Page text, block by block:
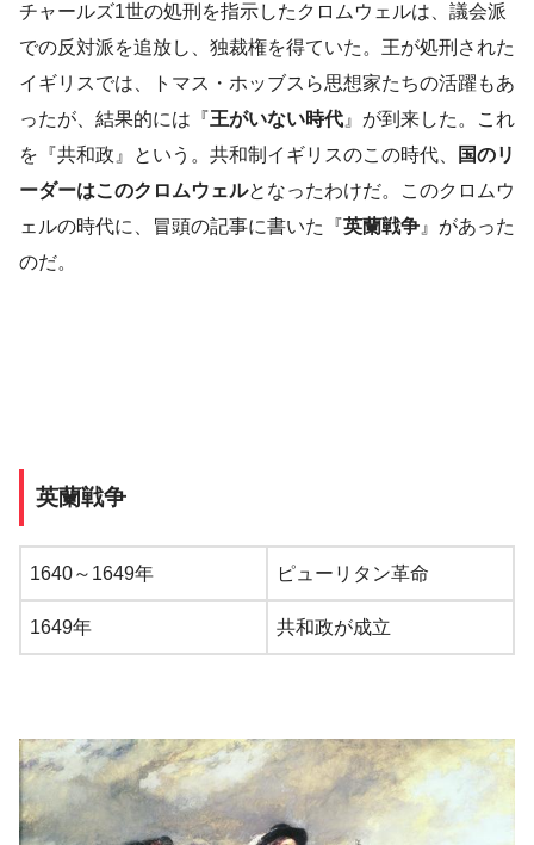
チャールズ1世の処刑を指示したクロムウェルは、議会派
での反対派を追放し、独裁権を得ていた。王が処刑された
イギリスでは、トマス・ホッブスら思想家たちの活躍もあ
ったが、結果的には『 王がいない時代』が到来した。これ
を『共和政』という。共和制イギリスのこの時代、
国のリ
ーダーはこのクロムウェルとなったわけだ。このクロムウ
ェルの時代に、冒頭の記事に書いた『 英蘭戦争』があった
のだ。
英蘭戦争
1640～1649年 ピューリタン革命
1649年 共和政が成立